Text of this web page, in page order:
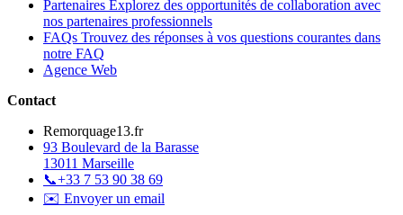
Partenaires Explorez des opportunités de collaboration avec
nos partenaires professionnels
FAQs Trouvez des réponses à vos questions courantes dans
notre FAQ
Agence Web
Contact
Remorquage13.fr
93 Boulevard de la Barasse
13011 Marseille
📞+33 7 53 90 38 69
✉️ Envoyer un email